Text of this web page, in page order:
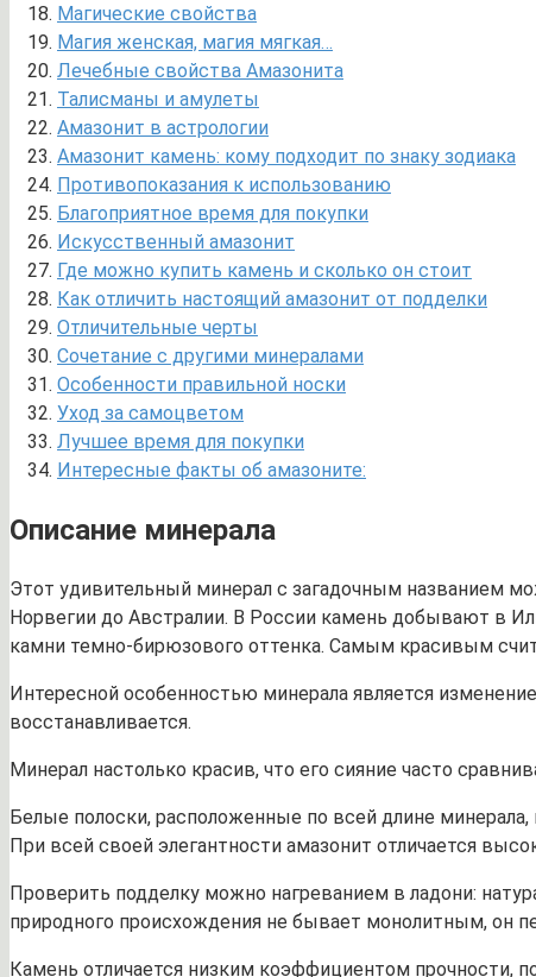
Магические свойства
Магия женская, магия мягкая…
Лечебные свойства Амазонита
Талисманы и амулеты
Амазонит в астрологии
Амазонит камень: кому подходит по знаку зодиака
Противопоказания к использованию
Благоприятное время для покупки
Искусственный амазонит
Где можно купить камень и сколько он стоит
Как отличить настоящий амазонит от подделки
Отличительные черты
Сочетание с другими минералами
Особенности правильной носки
Уход за самоцветом
Лучшее время для покупки
Интересные факты об амазоните:
Описание минерала
Этот удивительный минерал с загадочным названием
Норвегии до Австралии. В России камень добывают в
камни темно-бирюзового оттенка. Самым красивым
Интересной особенностью минерала является
восстанавливается.
Минерал настолько красив, что его сияние часто
Белые полоски, расположенные по всей длине
При всей своей элегантности амазонит отличается
Проверить подделку можно нагреванием в ладони:
природного происхождения не бывает монолитным, он
Камень отличается низким коэффициентом прочности,